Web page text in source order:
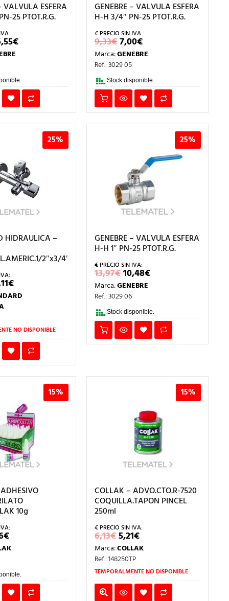
VALVULA ESFERA
25 PTOT.R.G.
€EL
PRECIO
GENEBRE – VALVULA ESFERA
H-H 3/4″ PN-25 PTOT.R.G.
9,33€EL
PRECIO
ORIGINAL
ERA:
9,33€.
7,00€EL
PRECIO
ACTUAL
7,00€.
Marca:GENEBRE
Ref.: 3029 05
Stock disponible.
25%
HIDRAULICA –
2″x3/4″x3/8″
€EL
PRECIO
ACTUAL
NO DISPONIBLE
25%
GENEBRE – VALVULA ESFERA
H-H 1″ PN-25 PTOT.R.G.
13,97€EL
PRECIO
ORIGINAL
ERA:
13,97€.
10,48€EL
PRECIO
Marca:GENEBRE
Ref.: 3029 06
Stock disponible.
15%
10g
€EL
PRECIO
ACTUAL
3,56€.
15%
COLLAK – ADVO.CTO.R-7520
COQUILLA.TAPON PINCEL
250ml
6,13€EL
PRECIO
ORIGINAL
ERA:
6,13€.
5,21€EL
PRECIO
ACTUAL
5,21€.
Marca:COLLAK
Ref.: 148250TP
TEMPORALMENTE NO DISPONIBLE